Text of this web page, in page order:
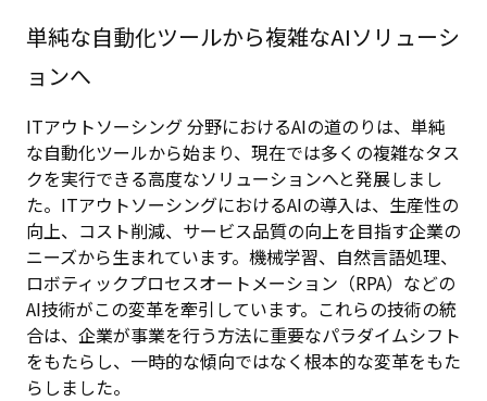
単純な自動化ツールから複雑なAIソリューシ
ョンへ
ITアウトソーシング 分野におけるAIの道のりは、単純
な自動化ツールから始まり、現在では多くの複雑なタス
クを実行できる高度なソリューションへと発展しまし
た。ITアウトソーシングにおけるAIの導入は、生産性の
向上、コスト削減、サービス品質の向上を目指す企業の
ニーズから生まれています。機械学習、自然言語処理、
ロボティックプロセスオートメーション（RPA）などの
AI技術がこの変革を牽引しています。これらの技術の統
合は、企業が事業を行う方法に重要なパラダイムシフト
をもたらし、一時的な傾向ではなく根本的な変革をもた
らしました。